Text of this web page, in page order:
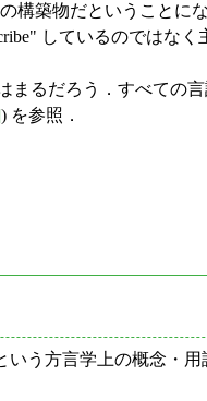
築物だということに
しているのではな
るだろう．すべての
) を参照．
いう方言学上の概念